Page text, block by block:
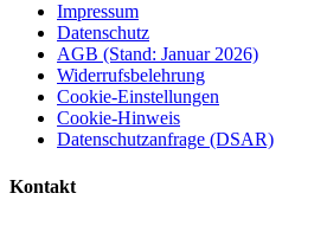
Impressum
Datenschutz
AGB (Stand: Januar 2026)
Widerrufsbelehrung
Cookie-Einstellungen
Cookie-Hinweis
Datenschutzanfrage (DSAR)
Kontakt